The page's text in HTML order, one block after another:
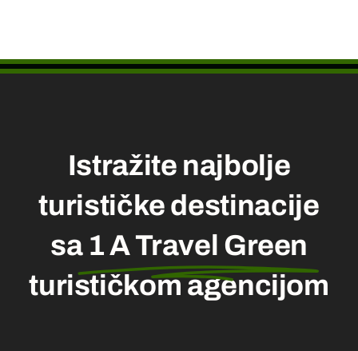
Istražite najbolje
turističke destinacije
sa 1 A Travel Green
turističkom agencijom